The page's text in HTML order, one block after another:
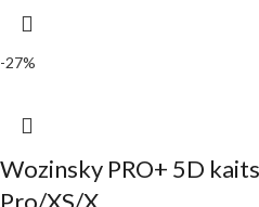
-27%
Wozinsky PRO+ 5D
Pro/XS/X